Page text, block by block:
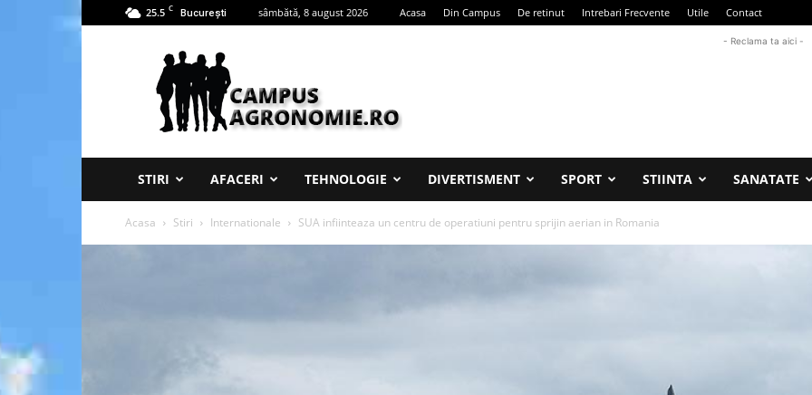
25.5 C București sâmbătă, 8 august 2026 Acasa Din Campus De retinut Intrebari Frecvente Utile Contact
Campus
Agronomie
- Reclama ta aici -
STIRI AFACERI TEHNOLOGIE DIVERTISMENT SPORT STIINTA SANATATE
Acasa Stiri Internationale SUA infiinteaza un centru de operatiuni pentru sprijin aerian in Romania